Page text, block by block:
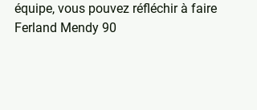
équipe, vous pouvez réfléchir à faire
Ferland Mendy 90